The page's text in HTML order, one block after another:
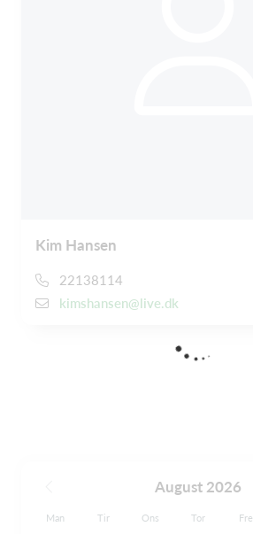
Kim Hansen
22138114
kimshansen@live.dk
August 2026
Man Tir Ons Tor Fre